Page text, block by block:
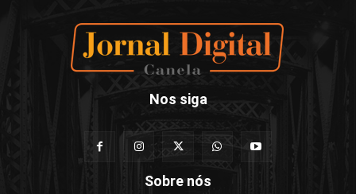
Nos siga
Sobre nós